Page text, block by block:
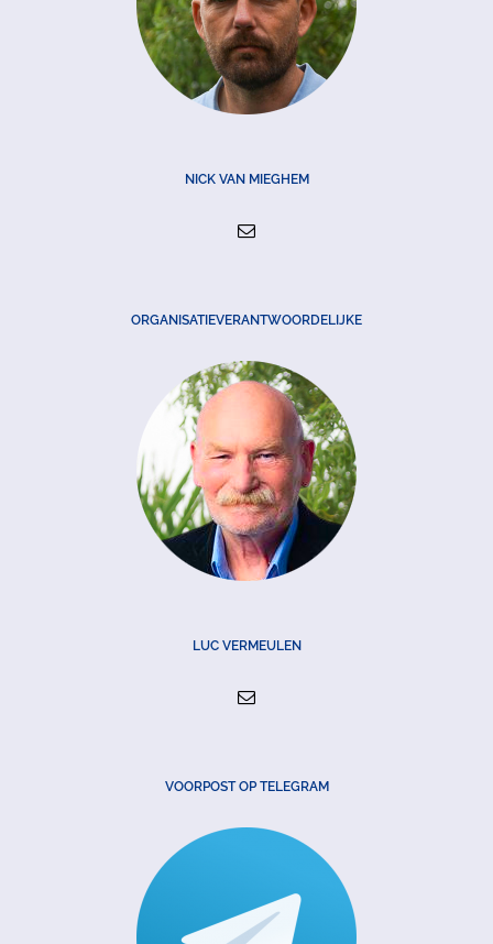
NICK VAN MIEGHEM
ORGANISATIEVERANTWOORDELIJKE
LUC VERMEULEN
VOORPOST OP TELEGRAM